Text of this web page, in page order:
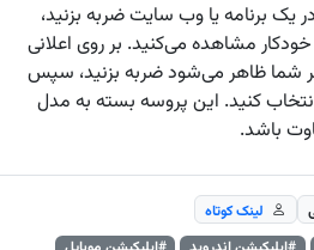
یک برنامه یا وب سایت ضربه بزنید،
مشاهده می‌کنید. بر روی اعلانی
شما ظاهر می‌شود ضربه بزنید، سپس
کنید. این پروسه بسته به مدل
باشد.
لینک کوتاه